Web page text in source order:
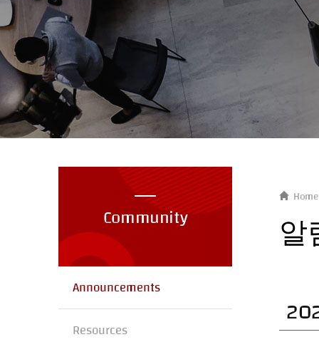
Community
Announcements
Resources
Home